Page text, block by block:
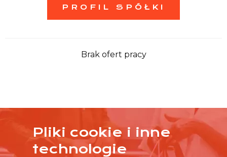
PROFIL SPÓŁKI
Brak ofert pracy
ŻADNA OFERTA CIĘ NIE ZAINTERESOWAŁA?
SKONTAKTUJ SIĘ BEZPOŚREDNIO ZE SKLEPEM.
Pliki cookie i inne
technologie